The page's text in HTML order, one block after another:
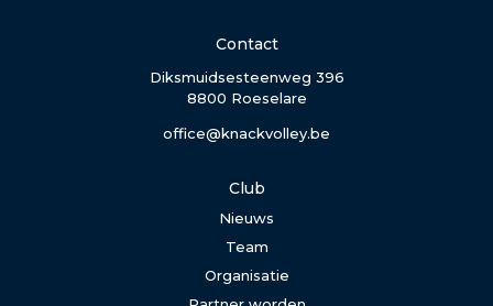
Contact
Diksmuidsesteenweg 396
8800 Roeselare
office@knackvolley.be
Club
Nieuws
Team
Organisatie